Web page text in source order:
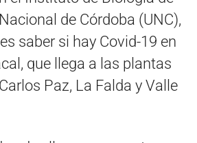
de Córdoba (UNC),
saber si hay Covid-19 en
que llega a las plantas
Paz, La Falda y Valle